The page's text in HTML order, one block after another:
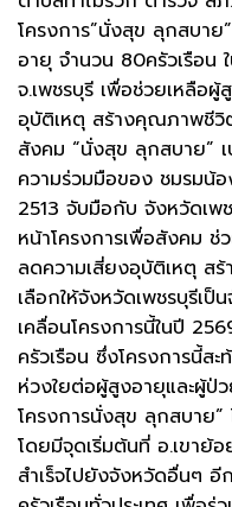
โครงการ”นั่งสุข ลุกสบา
อายุ จำนวน 80ครัวเรือน
จ.เพชรบุรี เพื่อช่วยเหลือ
อุบัติเหตุ สร้างคุณภาพชีวิ
สังคม “นั่งสุข ลุกสบาย”
ความร่วมมือของ ชมรมน้
2513 จับมือกับ จังหวัดเพ
หน้าโครงการเพื่อสังคม ช่
ลดความเสี่ยงอุบัติเหตุ ส
เลือกให้จังหวัดเพชรบุรีเป็
เคลื่อนโครงการนี้ในปี
ครัวเรือน ซึ่งโครงการนี้สะ
ห่วงใยต่อผู้สูงอายุและผู้ป่
โครงการนั่งสุข ลุกสบาย”
โดยมีจุดเริ่มต้นที่ อ.เขาย้
สำเร็จไปยังจังหวัดอื่นๆ